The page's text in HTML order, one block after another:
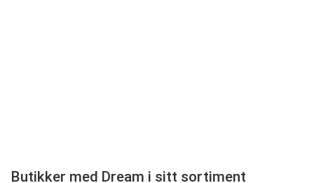
Butikker med Dream i sitt sortiment